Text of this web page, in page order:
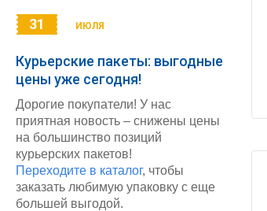
31 ИЮЛЯ
Курьерские пакеты: выгодные
цены уже сегодня!
Дорогие покупатели! У нас
приятная новость – снижены цены
на большинство позиций
курьерских пакетов!
Переходите в каталог, чтобы
заказать любимую упаковку с еще
большей выгодой.